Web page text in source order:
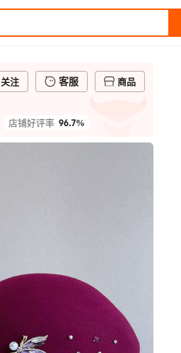
关注 客服
商品
店铺好评率 96.7%